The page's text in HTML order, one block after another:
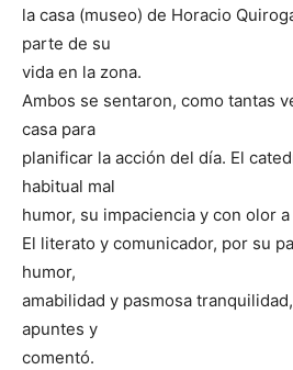
la casa (museo) de Horacio
parte de su
vida en la zona.
Ambos se sentaron, como tantas
casa para
planificar la acción del día. El
habitual mal
humor, su impaciencia y con olor a
El literato y comunicador, por su
humor,
amabilidad y pasmosa
apuntes y
comentó.